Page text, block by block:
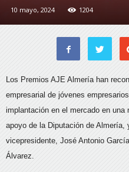
10 mayo, 2024 1204
Los Premios AJE Almería han
empresarial de jóvenes
implantación en el mercado en una
apoyo de la Diputación de Almería,
vicepresidente, José Antonio
Álvarez.